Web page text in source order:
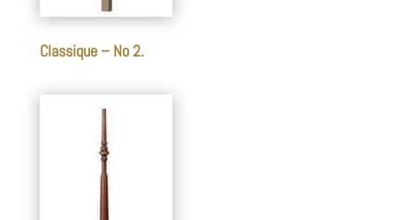
Classique – No 2.